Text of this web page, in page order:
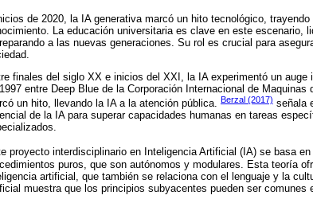
de 2020, la IA generativa marcó un hito tecnológico,
La educación universitaria es clave en este escenario,
a las nuevas generaciones. Su rol es crucial para
finales del siglo XX e inicios del XXI, la IA experimentó un
entre Deep Blue de la Corporación Internacional de
un hito, llevando la IA a la atención pública. Berzal (2017) señala
de la IA para superar capacidades humanas en tareas
proyecto interdisciplinario en Inteligencia Artificial (IA) se basa
puros, que son autónomos y modulares. Esta teoría
artificial, que también se relaciona con el lenguaje y la
muestra que los principios subyacentes pueden ser comunes